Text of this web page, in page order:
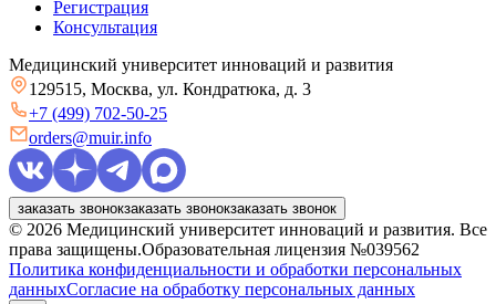
Регистрация
Консультация
Медицинский университет инноваций и развития
129515, Москва, ул. Кондратюка, д. 3
+7 (499) 702-50-25
orders@muir.info
заказать звонокзаказать звонокзаказать звонок
© 2026 Медицинский университет инноваций и развития. Все
права защищены.Образовательная лицензия №039562
Политика конфиденциальности и обработки персональных
данныхСогласие на обработку персональных данных